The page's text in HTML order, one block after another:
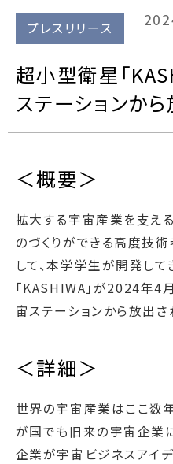
プレスリリース
超小型衛星「
ステーションか
＜概要＞
拡大する宇宙産業を支え
のづくりができる高度技
して、本学学生が開発し
「KASHIWA」が2024年4
宙ステーションから放出さ
＜詳細＞
世界の宇宙産業はここ数
が国でも旧来の宇宙企業
企業が宇宙ビジネスアイ